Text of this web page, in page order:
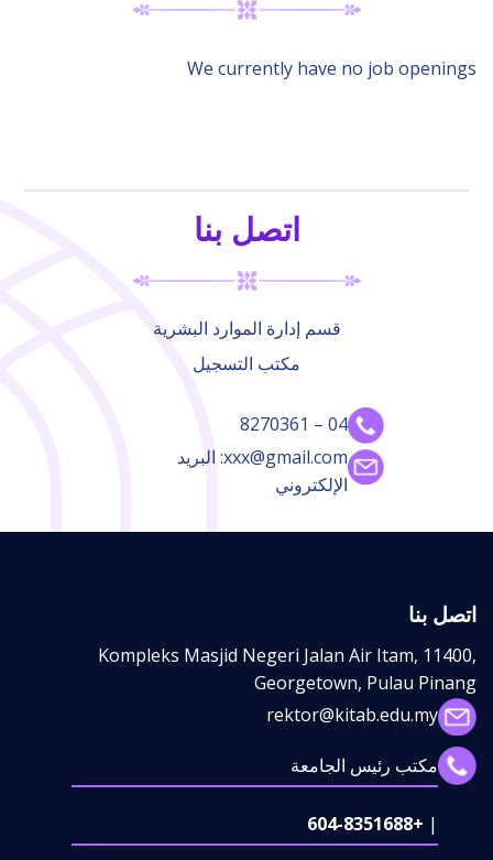
We currently have no job openings
اتصل بنا
قسم إدارة الموارد البشرية
مكتب التسجيل
04 – 8270361
xxx@gmail.com: البريد
الإلكتروني
اتصل بنا
Kompleks Masjid Negeri Jalan Air Itam, 11400,
Georgetown, Pulau Pinang
rektor@kitab.edu.my
مكتب رئيس الجامعة
|
+604-8351688